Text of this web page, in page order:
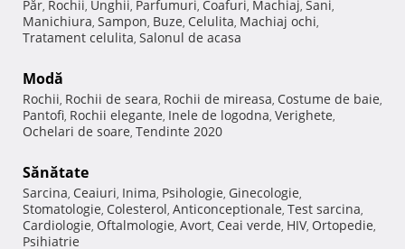
Păr, Rochii, Unghii, Parfumuri, Coafuri, Machiaj, Sani,
Manichiura, Sampon, Buze, Celulita, Machiaj ochi,
Tratament celulita, Salonul de acasa
Modă
Rochii, Rochii de seara, Rochii de mireasa, Costume de baie,
Pantofi, Rochii elegante, Inele de logodna, Verighete,
Ochelari de soare, Tendinte 2020
Sănătate
Sarcina, Ceaiuri, Inima, Psihologie, Ginecologie,
Stomatologie, Colesterol, Anticonceptionale, Test sarcina,
Cardiologie, Oftalmologie, Avort, Ceai verde, HIV, Ortopedie,
Psihiatrie